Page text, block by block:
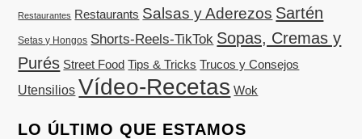
Restaurantes Restaurants Salsas y Aderezos Sartén
Setas y Hongos Shorts-Reels-TikTok Sopas, Cremas y
Purés Street Food Tips & Tricks Trucos y Consejos
Utensilios Vídeo-Recetas Wok
LO ÚLTIMO QUE ESTAMOS